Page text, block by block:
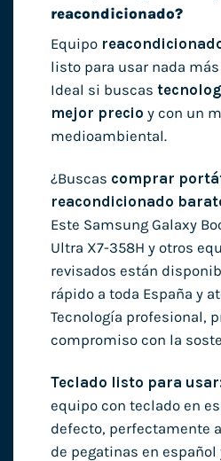
reacondicionado?
Equipo
listo para usar nada
Ideal si buscas
mejor precio y con un
medioambiental.
¿Buscas comprar
reacondicionado
Este Samsung Galaxy
Ultra X7-358H y otros
revisados están
rápido a toda España y
Tecnología profesional,
compromiso con la
Teclado listo para
equipo con teclado en
defecto, perfectamente
de pegatinas en